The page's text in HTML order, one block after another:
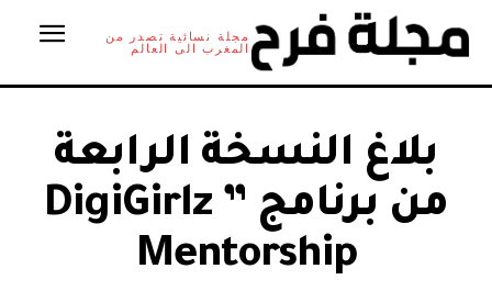
مجلة نسائية تصدر من
المغرب الى العالم
بلاغ النسخة الرابعة
من برنامج ” DigiGirlz
Mentorship